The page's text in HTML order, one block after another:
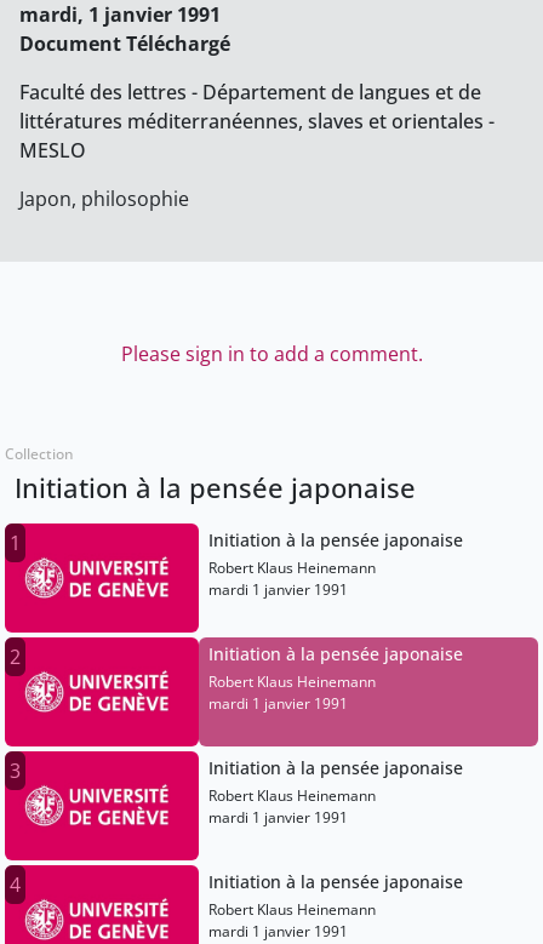
mardi, 1 janvier 1991
Document Téléchargé
Faculté des lettres - Département de langues et de
littératures méditerranéennes, slaves et orientales -
MESLO
Japon, philosophie
Please sign in to add a comment.
Collection
Initiation à la pensée japonaise
1 Initiation à la pensée japonaise
Robert Klaus Heinemann
mardi 1 janvier 1991
2 Initiation à la pensée japonaise
Robert Klaus Heinemann
mardi 1 janvier 1991
3 Initiation à la pensée japonaise
Robert Klaus Heinemann
mardi 1 janvier 1991
4 Initiation à la pensée japonaise
Robert Klaus Heinemann
mardi 1 janvier 1991